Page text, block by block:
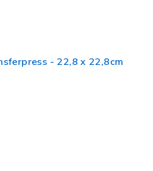
- 22,8 x 22,8cm